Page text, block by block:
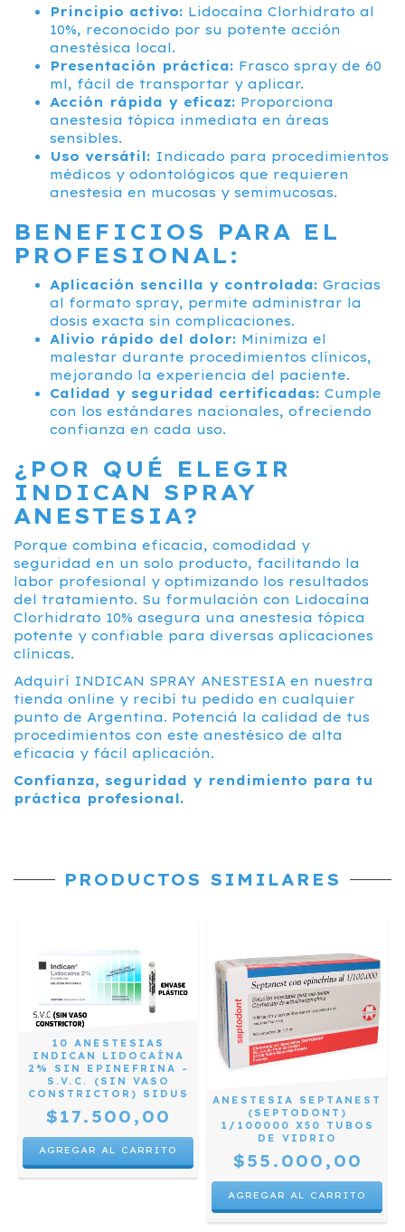
Principio activo: Lidocaína Clorhidrato al
10%, reconocido por su potente acción
anestésica local.
Presentación práctica: Frasco spray de 60
ml, fácil de transportar y aplicar.
Acción rápida y eficaz: Proporciona
anestesia tópica inmediata en áreas
sensibles.
Uso versátil: Indicado para procedimientos
médicos y odontológicos que requieren
anestesia en mucosas y semimucosas.
BENEFICIOS PARA EL
PROFESIONAL:
Aplicación sencilla y controlada: Gracias
al formato spray, permite administrar la
dosis exacta sin complicaciones.
Alivio rápido del dolor: Minimiza el
malestar durante procedimientos clínicos,
mejorando la experiencia del paciente.
Calidad y seguridad certificadas: Cumple
con los estándares nacionales, ofreciendo
confianza en cada uso.
¿POR QUÉ ELEGIR
INDICAN SPRAY
ANESTESIA?
Porque combina eficacia, comodidad y
seguridad en un solo producto, facilitando la
labor profesional y optimizando los resultados
del tratamiento. Su formulación con Lidocaína
Clorhidrato 10% asegura una anestesia tópica
potente y confiable para diversas aplicaciones
clínicas.
Adquirí INDICAN SPRAY ANESTESIA en nuestra
tienda online y recibí tu pedido en cualquier
punto de Argentina. Potenciá la calidad de tus
procedimientos con este anestésico de alta
eficacia y fácil aplicación.
Confianza, seguridad y rendimiento para tu
práctica profesional.
PRODUCTOS SIMILARES
10 ANESTESIAS
INDICAN LIDOCAÍNA
2% SIN EPINEFRINA -
S.V.C. (SIN VASO
CONSTRICTOR) SIDUS
$17.500,00
ANESTESIA SEPTANEST
(SEPTODONT)
1/100000 X50 TUBOS
DE VIDRIO
$55.000,00